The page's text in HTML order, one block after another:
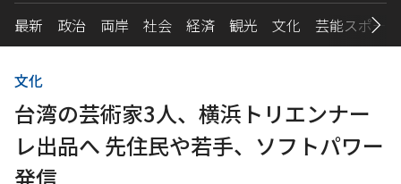
最新 政治 両岸 社会 経済 観光 文化 芸能スポーツ
文化
台湾の芸術家3人、横浜トリエンナー
レ出品へ 先住民や若手、ソフトパワー
発信